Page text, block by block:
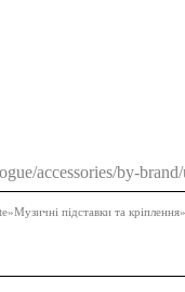
accessories/by-
»Музичні підставки та кріплення»